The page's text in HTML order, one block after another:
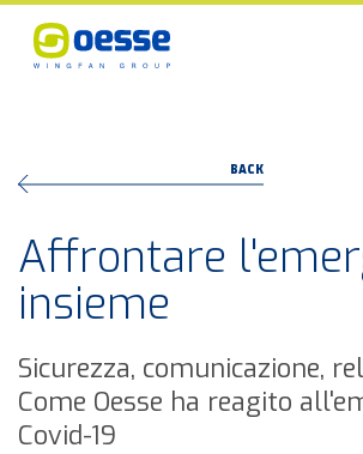
BACK
Affrontare
insieme
Sicurezza, comunicazione,
Come Oesse ha reagito
Covid-19